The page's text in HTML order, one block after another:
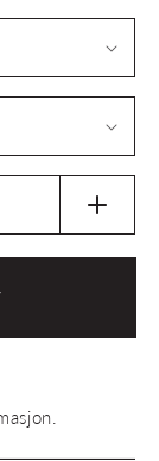
Øk
for
Frame